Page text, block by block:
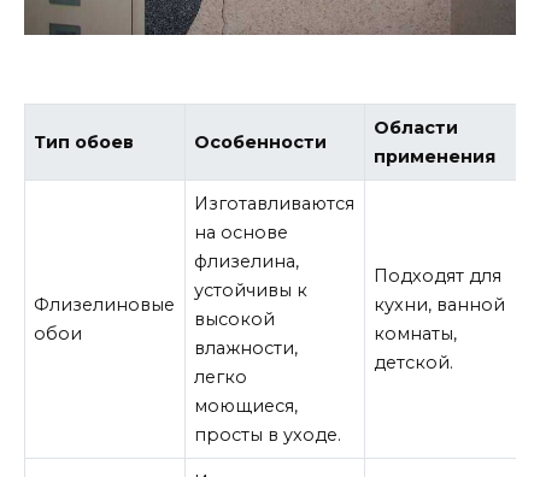
Тип обоев Особенности
Области
применения
Флизелиновые
обои
Изготавливаются
на основе
флизелина,
устойчивы к
высокой
влажности,
легко
моющиеся,
просты в уходе.
Подходят для
кухни, ванной
комнаты,
детской.